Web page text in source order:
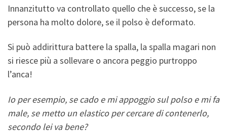
Innanzitutto va controllato quello che è successo, se la
persona ha molto dolore, se il polso è deformato.
Si può addirittura battere la spalla, la spalla magari non
si riesce più a sollevare o ancora peggio purtroppo
l’anca!
Io per esempio, se cado e mi appoggio sul polso e mi fa
male, se metto un elastico per cercare di contenerlo,
secondo lei va bene?